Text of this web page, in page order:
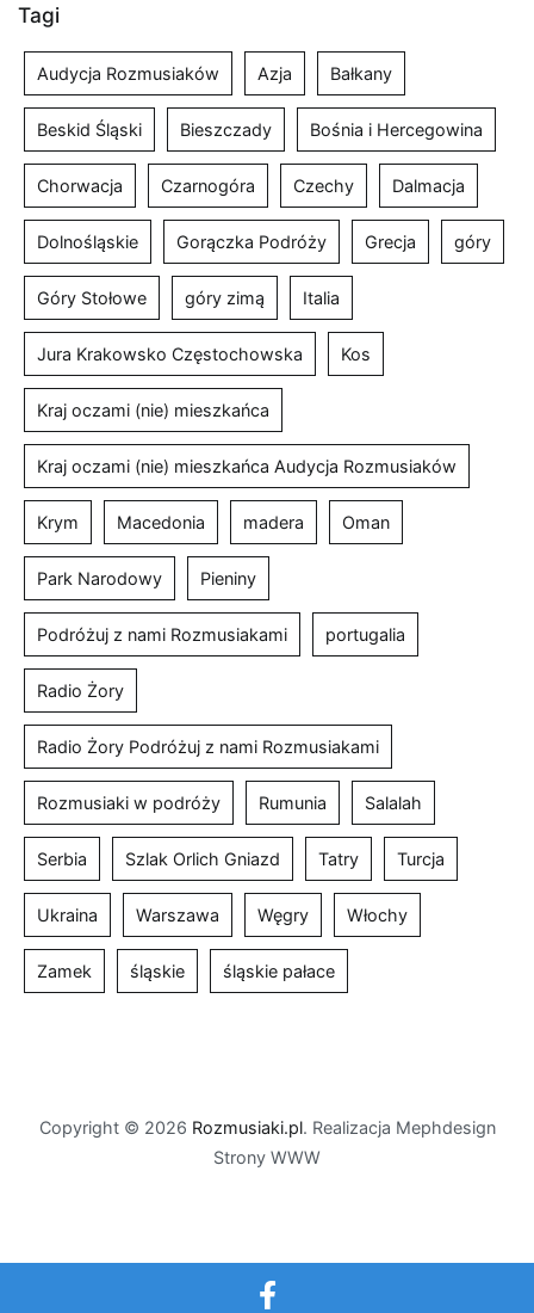
Tagi
Audycja Rozmusiaków Azja Bałkany
Beskid Śląski Bieszczady Bośnia i Hercegowina
Chorwacja Czarnogóra Czechy Dalmacja
Dolnośląskie Gorączka Podróży Grecja góry
Góry Stołowe góry zimą Italia
Jura Krakowsko Częstochowska Kos
Kraj oczami (nie) mieszkańca
Kraj oczami (nie) mieszkańca Audycja Rozmusiaków
Krym Macedonia madera Oman
Park Narodowy Pieniny
Podróżuj z nami Rozmusiakami portugalia
Radio Żory
Radio Żory Podróżuj z nami Rozmusiakami
Rozmusiaki w podróży Rumunia Salalah
Serbia Szlak Orlich Gniazd Tatry Turcja
Ukraina Warszawa Węgry Włochy
Zamek śląskie śląskie pałace
Copyright © 2026 Rozmusiaki.pl. Realizacja Mephdesign
Strony WWW